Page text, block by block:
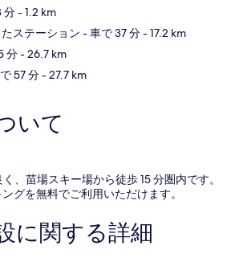
分- 1.2 km
ステーション - 車で 37 分- 17.2 km
分- 26.7 km
57 分- 27.7 km
いて
、苗場スキー場から徒歩 15 分圏内です。
グを無料でご利用いただけます。
に関する詳細